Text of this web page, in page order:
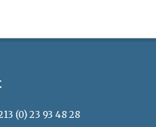
(0) 23 93 48 28